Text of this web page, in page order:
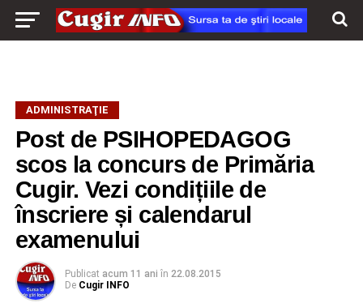
ADMINISTRAŢIE
Post de PSIHOPEDAGOG
scos la concurs de Primăria
Cugir. Vezi condițiile de
înscriere și calendarul
examenului
Publicat acum 11 ani în 22.08.2015
De Cugir INFO